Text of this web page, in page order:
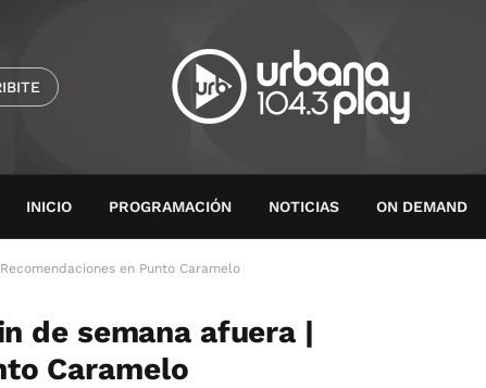
INICIO PROGRAMACIÓN NOTICIAS ON DEMAND
en Punto Caramelo
de semana afuera |
Caramelo